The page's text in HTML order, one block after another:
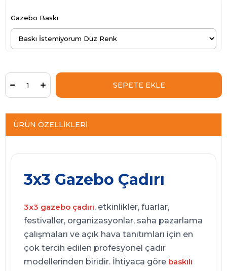
Gazebo Baskı
ÜRÜN ÖZELLIKLERI
3x3 Gazebo Çadırı
3x3 gazebo çadırı, etkinlikler, fuarlar,
festivaller, organizasyonlar, saha pazarlama
çalışmaları ve açık hava tanıtımları için en
çok tercih edilen profesyonel çadır
modellerinden biridir. İhtiyaca göre baskılı